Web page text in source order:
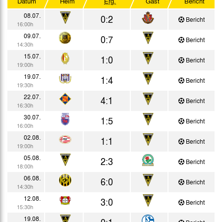
Testspiele
08.07.
16:00h 0:2
Bericht
09.07.
14:30h 0:7
Bericht
15.07.
19:00h 1:0
Bericht
19.07.
19:30h 1:4
Bericht
22.07.
16:30h 4:1
Bericht
30.07.
16:00h 1:5
Bericht
02.08.
19:00h 1:1
Bericht
05.08.
18:00h 2:3
Bericht
06.08.
14:30h 6:0
Bericht
12.08.
15:30h 3:0
Bericht
19.08.